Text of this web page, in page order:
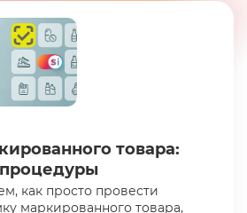
товара:
как просто провести
маркированного товара,